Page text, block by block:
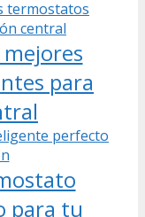
para
para tu